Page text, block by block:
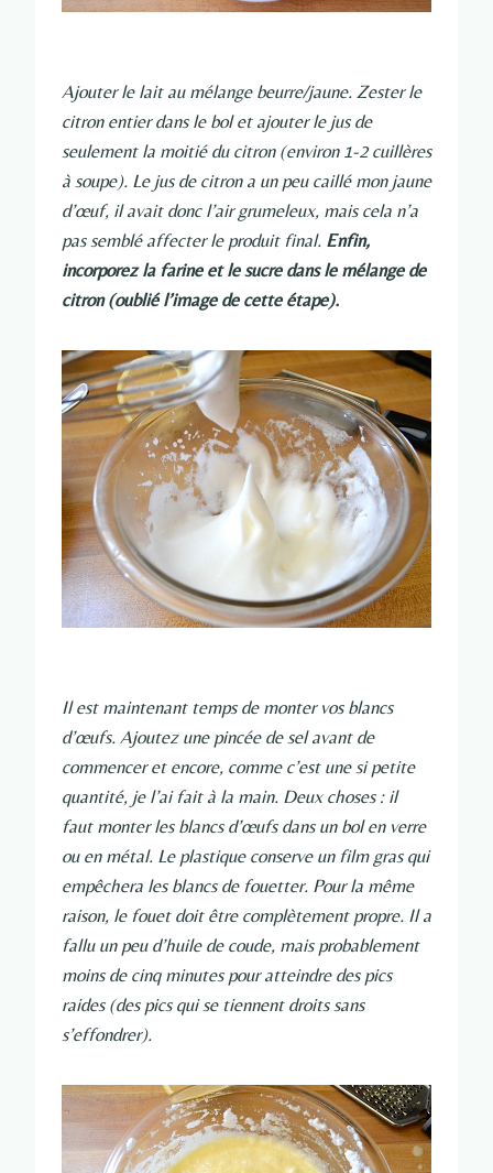
Ajouter le lait au mélange beurre/jaune. Zester le
citron entier dans le bol et ajouter le jus de
seulement la moitié du citron (environ 1-2 cuillères
à soupe). Le jus de citron a un peu caillé mon jaune
d’œuf, il avait donc l’air grumeleux, mais cela n’a
pas semblé affecter le produit final. Enfin,
incorporez la farine et le sucre dans le mélange de
citron (oublié l’image de cette étape).
Il est maintenant temps de monter vos blancs
d’œufs. Ajoutez une pincée de sel avant de
commencer et encore, comme c’est une si petite
quantité, je l’ai fait à la main. Deux choses : il
faut monter les blancs d’œufs dans un bol en verre
ou en métal. Le plastique conserve un film gras qui
empêchera les blancs de fouetter. Pour la même
raison, le fouet doit être complètement propre. Il a
fallu un peu d’huile de coude, mais probablement
moins de cinq minutes pour atteindre des pics
raides (des pics qui se tiennent droits sans
s’effondrer).